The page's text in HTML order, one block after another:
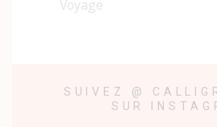
Voyage
SUIVEZ @
SUR